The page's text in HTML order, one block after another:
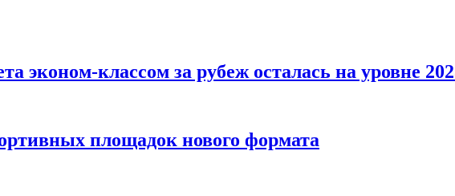
эконом-классом за рубеж осталась на уровне
площадок нового формата